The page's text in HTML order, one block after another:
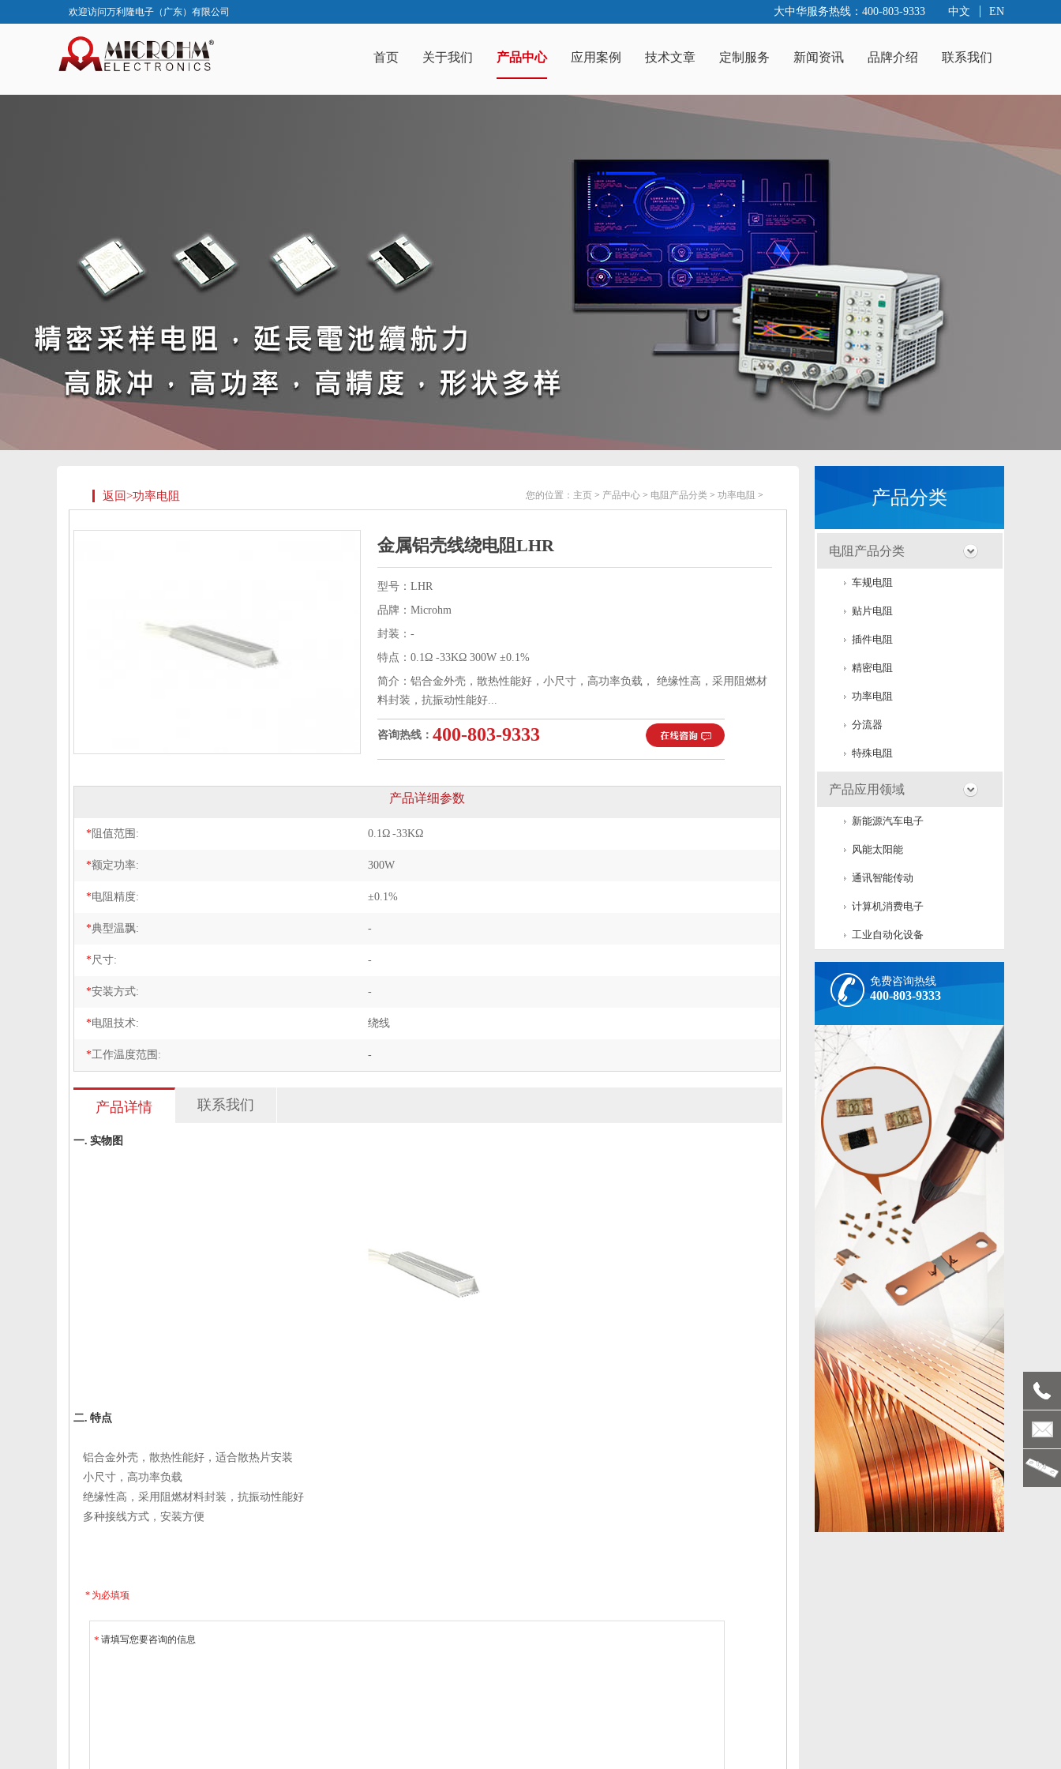
大中华服务热线：400-803-9333 中文 EN
欢迎访问万利隆电子（广东）有限公司
首页 关于我们 产品中心 应用案例 技术文章 定制服务 新闻资讯 品牌介绍 联系我们
产品分类
电阻产品分类
车规电阻
贴片电阻
插件电阻
精密电阻
功率电阻
分流器
特殊电阻
产品应用领域
新能源汽车电子
风能太阳能
通讯智能传动
计算机消费电子
工业自动化设备
免费咨询热线
400-803-9333
返回>功率电阻 您的位置： 主页 > 产品中心 > 电阻产品分类 > 功率电阻 >
金属铝壳线绕电阻LHR
型号：LHR
品牌：Microhm
封装：-
特点：0.1Ω -33KΩ 300W ±0.1%
简介：铝合金外壳，散热性能好，小尺寸，高功率负载， 绝缘性高，采用阻燃材
料封装，抗振动性能好...
咨询热线： 400-803-9333
产品详细参数
*阻值范围: 0.1Ω -33KΩ
*额定功率: 300W
*电阻精度: ±0.1%
*典型温飘: -
*尺寸: -
*安装方式: -
*电阻技术: 绕线
*工作温度范围: -
产品详情 联系我们
一. 实物图
二. 特点
铝合金外壳，散热性能好，适合散热片安装
小尺寸，高功率负载
绝缘性高，采用阻燃材料封装，抗振动性能好
多种接线方式，安装方便
* 为必填项
*